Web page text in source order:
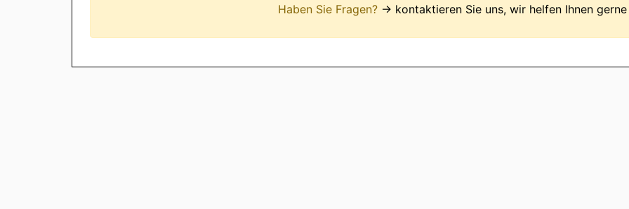
Haben Sie Fragen? → kontaktieren Sie uns, wir helfen Ihnen